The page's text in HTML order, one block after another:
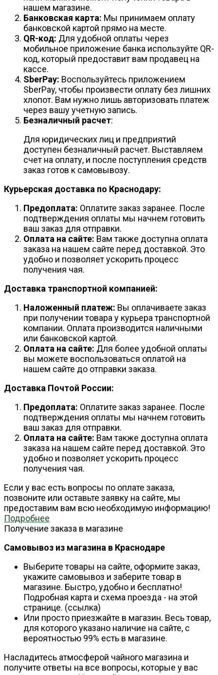
нашем магазине.
Банковская карта: Мы принимаем оплату
банковской картой прямо на месте.
QR-код: Для удобной оплаты через
мобильное приложение банка используйте QR-
код, который предоставит вам продавец на
кассе.
SberPay: Воспользуйтесь приложением
SberPay, чтобы произвести оплату без лишних
хлопот. Вам нужно лишь авторизовать платеж
через вашу учетную запись.
Безналичный расчет:
Для юридических лиц и предприятий
доступен безналичный расчет. Выставляем
счет на оплату, и после поступления средств
заказ готов к самовывозу.
Курьерская доставка по Краснодару:
Предоплата: Оплатите заказ заранее. После
подтверждения оплаты мы начнем готовить
ваш заказ для отправки.
Оплата на сайте: Вам также доступна оплата
заказа на нашем сайте перед доставкой. Это
удобно и позволяет ускорить процесс
получения чая.
Доставка транспортной компанией:
Наложенный платеж: Вы оплачиваете заказ
при получении товара у курьера транспортной
компании. Оплата производится наличными
или банковской картой.
Оплата на сайте: Для более удобной оплаты
вы можете воспользоваться оплатой на
нашем сайте до отправки заказа.
Доставка Почтой России:
Предоплата: Оплатите заказ заранее. После
подтверждения оплаты мы начнем готовить
ваш заказ для отправки.
Оплата на сайте: Вам также доступна оплата
заказа на нашем сайте перед доставкой. Это
удобно и позволяет ускорить процесс
получения чая.
Если у вас есть вопросы по оплате заказа,
позвоните или оставьте заявку на сайте, мы
предоставим вам всю необходимую информацию!
Подробнее
Получение заказа в магазине
Самовывоз из магазина в Краснодаре
Выберите товары на сайте, оформите заказ,
укажите самовывоз и заберите товар в
магазине. Быстро, удобно и бесплатно!
Подробная карта и схема проезда - на этой
странице. (ссылка)
Или просто приезжайте в магазин. Весь товар,
для которого указано наличие на сайте, с
вероятностью 99% есть в магазине.
Насладитесь атмосферой чайного магазина и
получите ответы на все вопросы, которые у вас